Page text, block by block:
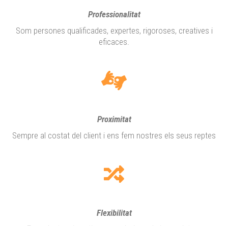
Professionalitat
Som persones qualificades, expertes, rigoroses, creatives i
eficaces.
Proximitat
Sempre al costat del client i ens fem nostres els seus reptes
Flexibilitat